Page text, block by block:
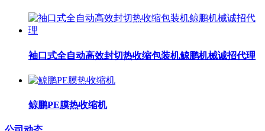
袖口式全自动高效封切热收缩包装机鲸鹏机械诚招代理
鲸鹏PE膜热收缩机